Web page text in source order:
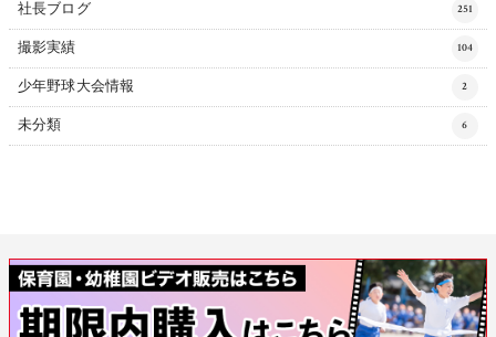
社長ブログ 251
撮影実績 104
少年野球大会情報 2
未分類 6